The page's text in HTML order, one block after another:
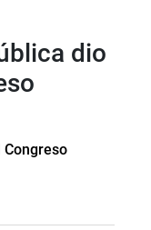
dio
Congreso